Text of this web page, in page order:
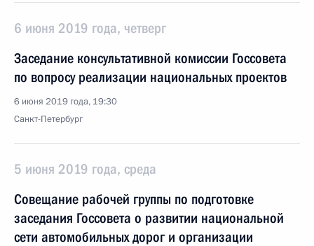
6 июня 2019 года, четверг
Заседание консультативной комиссии Госсовета
по вопросу реализации национальных проектов
6 июня 2019 года, 19:30
Санкт-Петербург
5 июня 2019 года, среда
Совещание рабочей группы по подготовке
заседания Госсовета о развитии национальной
сети автомобильных дорог и организации